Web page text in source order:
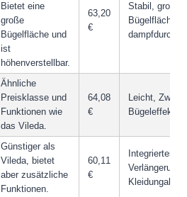
Bietet eine
große
Bügelfläche und
ist
höhenverstellbar.
63,20
€
Stabil, große
Bügelfläche,
Ähnliche
Preisklasse und
Funktionen wie
das Vileda.
64,08
€
Leicht, Zwei-
Bügeleffekt
Günstiger als
Vileda, bietet
aber zusätzliche
Funktionen.
60,11
€
Integriertes